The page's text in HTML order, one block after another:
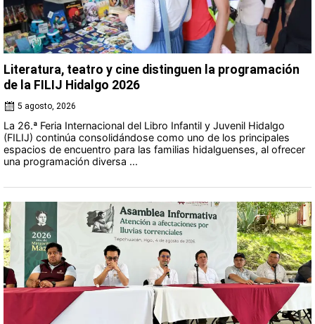
Literatura, teatro y cine distinguen la programación
de la FILIJ Hidalgo 2026
5 agosto, 2026
La 26.ª Feria Internacional del Libro Infantil y Juvenil Hidalgo
(FILIJ) continúa consolidándose como uno de los principales
espacios de encuentro para las familias hidalguenses, al ofrecer
una programación diversa ...